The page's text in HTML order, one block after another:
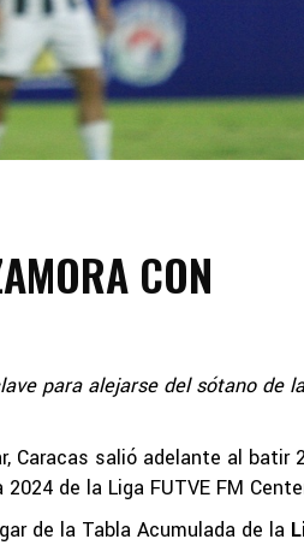
CON
para alejarse del sótano de la
Caracas salió adelante al batir
de la Liga FUTVE FM
de la Tabla Acumulada de la